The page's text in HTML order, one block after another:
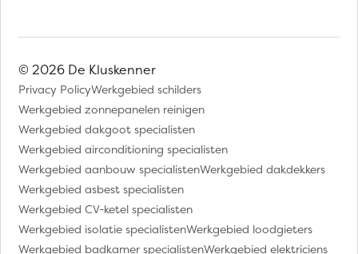
© 2026 De Kluskenner
Privacy PolicyWerkgebied schilders
Werkgebied zonnepanelen reinigen
Werkgebied dakgoot specialisten
Werkgebied airconditioning specialisten
Werkgebied aanbouw specialistenWerkgebied dakdekkers
Werkgebied asbest specialisten
Werkgebied CV-ketel specialisten
Werkgebied isolatie specialistenWerkgebied loodgieters
Werkgebied badkamer specialistenWerkgebied elektriciens